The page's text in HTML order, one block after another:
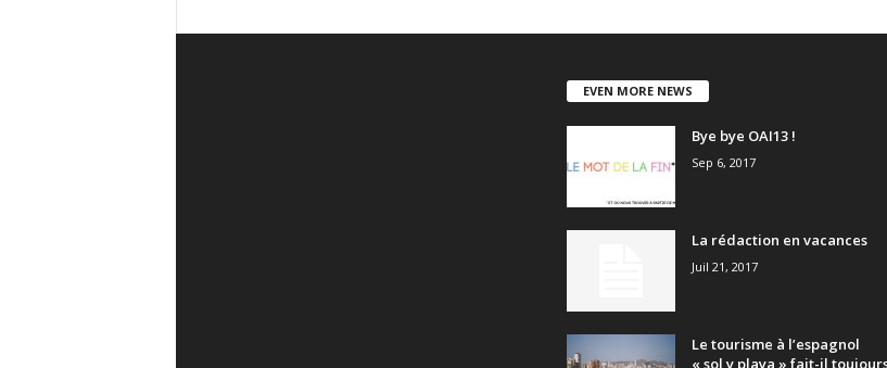
EVEN MORE NEWS
Bye bye OAI13 !
Sep 6, 2017
La rédaction en vacances
Juil 21, 2017
Le tourisme à l’espagnol
« sol y playa » fait-il